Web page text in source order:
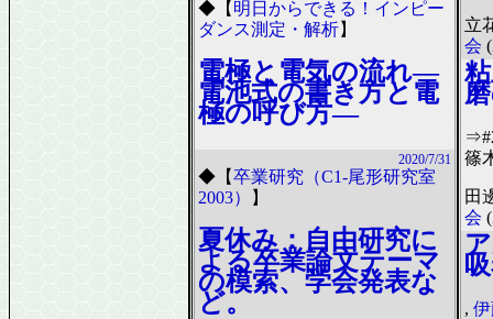
◆ 【 明日からできる！インピー
ダンス測定・解析】
電極と電気の流れ―
電池式の書き方と電
極の呼び方―
2020/7/31
◆ 【卒業研究（C1-尾形研究室
2003）
】
夏休み：自由研究に
よる卒業論文テーマ
の模索、学会発表な
ど。
立
会 (
篠
田
会 (
,